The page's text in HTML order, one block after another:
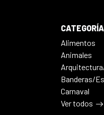
Alimentos
Animales
Banderas/
Carnaval
Ver todos